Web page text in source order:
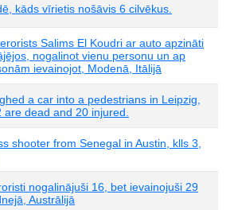
kāds vīrietis nošāvis 6 cilvēkus.
Salims El Koudri ar auto apzināti
nogalinot vienu personu un ap
ievainojot, Modenā, Itālijā
a car into a pedestrians in Leipzig,
are dead and 20 injured.
shooter from Senegal in Austin, klls 3,
nogalinājuši 16, bet ievainojuši 29
Austrālijā